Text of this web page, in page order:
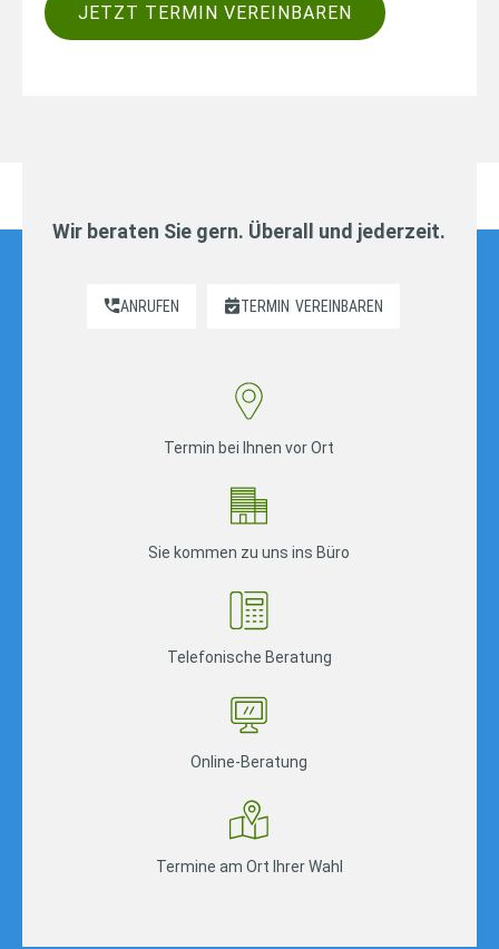
JETZT TERMIN VEREINBAREN
Wir beraten Sie gern. Überall und jederzeit.
ANRUFEN TERMIN VEREINBAREN
Termin bei Ihnen vor Ort
Sie kommen zu uns ins Büro
Telefonische Beratung
Online-Beratung
Termine am Ort Ihrer Wahl